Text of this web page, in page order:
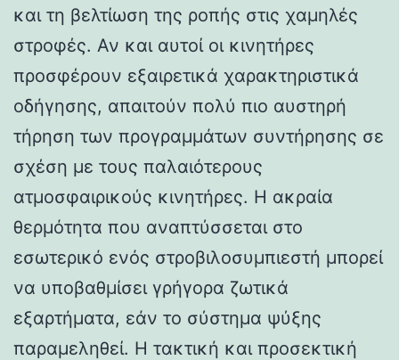
και τη βελτίωση της ροπής στις χαμηλές
στροφές. Αν και αυτοί οι κινητήρες
προσφέρουν εξαιρετικά χαρακτηριστικά
οδήγησης, απαιτούν πολύ πιο αυστηρή
τήρηση των προγραμμάτων συντήρησης σε
σχέση με τους παλαιότερους
ατμοσφαιρικούς κινητήρες. Η ακραία
θερμότητα που αναπτύσσεται στο
εσωτερικό ενός στροβιλοσυμπιεστή μπορεί
να υποβαθμίσει γρήγορα ζωτικά
εξαρτήματα, εάν το σύστημα ψύξης
παραμεληθεί. Η τακτική και προσεκτική